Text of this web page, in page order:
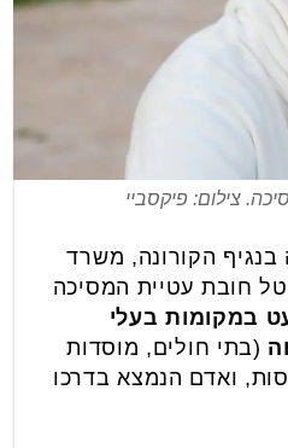
צילום: פיקסביי
בנגיף הקורונה, משרד
חובת עטיית המסיכה
במקומות בעלי
(בתי חולים, מוסדות
ואדם הנמצא בדרכו